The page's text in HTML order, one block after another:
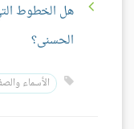
هل الخطوط
الحسنى؟
الأسماء